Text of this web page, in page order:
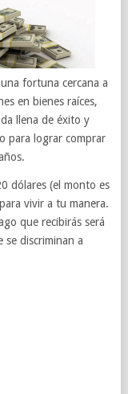
for­tuna cer­cana a
en bienes raíces,
llena de éxito y
para lograr com­prar
dólares (el monto es
vivir a tu man­era.
que recibirás será
dis­crim­i­nan a